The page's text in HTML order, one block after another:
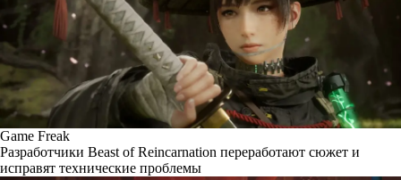
Game Freak
Разработчики Beast of Reincarnation переработают сюжет и
исправят технические проблемы